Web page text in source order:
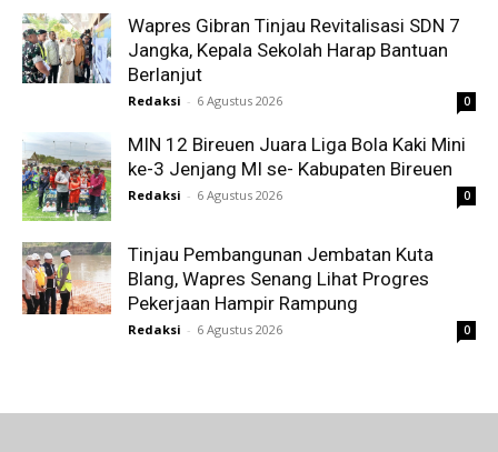
Wapres Gibran Tinjau Revitalisasi SDN 7
Jangka, Kepala Sekolah Harap Bantuan
Berlanjut
Redaksi - 6 Agustus 2026 0
MIN 12 Bireuen Juara Liga Bola Kaki Mini
ke-3 Jenjang MI se- Kabupaten Bireuen
Redaksi - 6 Agustus 2026 0
Tinjau Pembangunan Jembatan Kuta
Blang, Wapres Senang Lihat Progres
Pekerjaan Hampir Rampung
Redaksi - 6 Agustus 2026 0